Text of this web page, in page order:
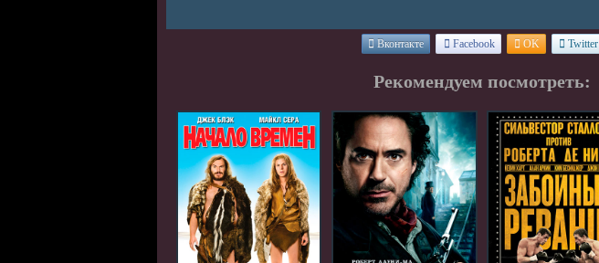
Вконтакте Facebook OK Twitter
Рекомендуем посмотреть: